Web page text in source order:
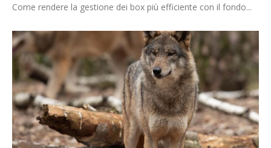
Come rendere la gestione dei box più efficiente con il fondo...